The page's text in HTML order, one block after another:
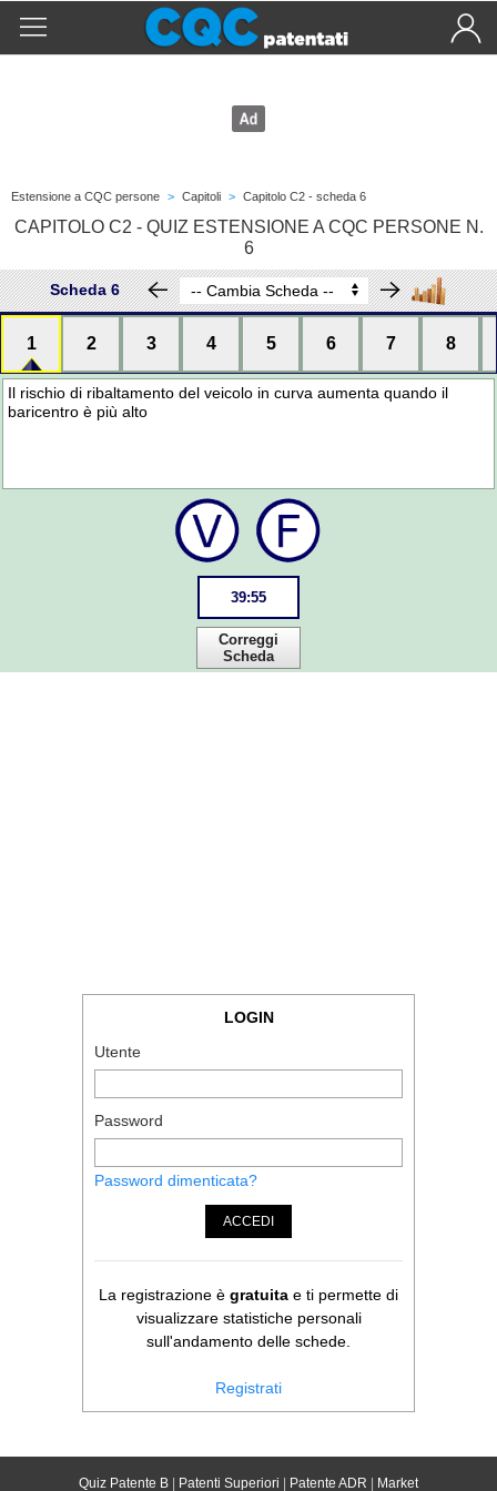
Estensione a CQC persone > Capitoli > Capitolo C2 - scheda 6
CAPITOLO C2 - QUIZ ESTENSIONE A CQC PERSONE N.
6
Scheda 6
1 2 3 4 5 6 7 8
Il rischio di ribaltamento del veicolo in curva aumenta quando il
baricentro è più alto
39:55
Correggi
Scheda
LOGIN
Utente
Password
Password dimenticata?
ACCEDI
La registrazione è gratuita e ti permette di
visualizzare statistiche personali
sull'andamento delle schede.
Registrati
Quiz Patente B Patenti Superiori Patente ADR Market